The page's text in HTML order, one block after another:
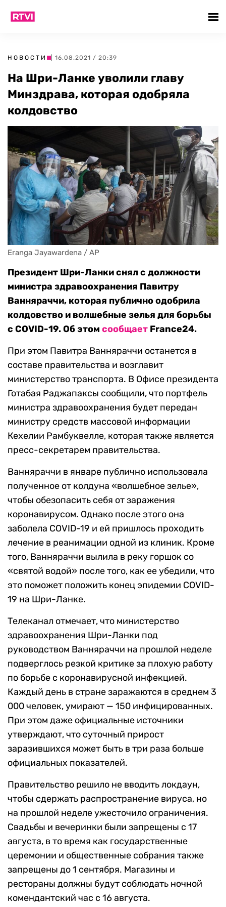
НОВОСТИ | 16.08.2021 / 20:39
На Шри-Ланке уволили главу
Минздрава, которая одобряла
колдовство
Eranga Jayawardena / AP
Президент Шри-Ланки снял с должности
министра здравоохранения Павитру
Ванняраччи, которая публично одобрила
колдовство и волшебные зелья для борьбы
с COVID-19. Об этом сообщает France24.
При этом Павитра Ванняраччи останется в
составе правительства и возглавит
министерство транспорта. В Офисе президента
Готабая Раджапаксы сообщили, что портфель
министра здравоохранения будет передан
министру средств массовой информации
Кехелии Рамбуквелле, которая также является
пресс-секретарем правительства.
Ванняраччи в январе публично использовала
полученное от колдуна «волшебное зелье»,
чтобы обезопасить себя от заражения
коронавирусом. Однако после этого она
заболела COVID-19 и ей пришлось проходить
лечение в реанимации одной из клиник. Кроме
того, Ванняраччи вылила в реку горшок со
«святой водой» после того, как ее убедили, что
это поможет положить конец эпидемии COVID-
19 на Шри-Ланке.
Телеканал отмечает, что министерство
здравоохранения Шри-Ланки под
руководством Ванняраччи на прошлой неделе
подверглось резкой критике за плохую работу
по борьбе с коронавирусной инфекцией.
Каждый день в стране заражаются в среднем 3
000 человек, умирают — 150 инфицированных.
При этом даже официальные источники
утверждают, что суточный прирост
заразившихся может быть в три раза больше
официальных показателей.
Правительство решило не вводить локдаун,
чтобы сдержать распространение вируса, но
на прошлой неделе ужесточило ограничения.
Свадьбы и вечеринки были запрещены с 17
августа, в то время как государственные
церемонии и общественные собрания также
запрещены до 1 сентября. Магазины и
рестораны должны будут соблюдать ночной
комендантский час с 16 августа.